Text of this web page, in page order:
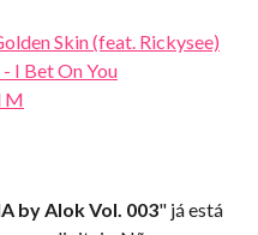
Skin (feat. Rickysee)
I Bet On You
M
by Alok Vol. 003" já está